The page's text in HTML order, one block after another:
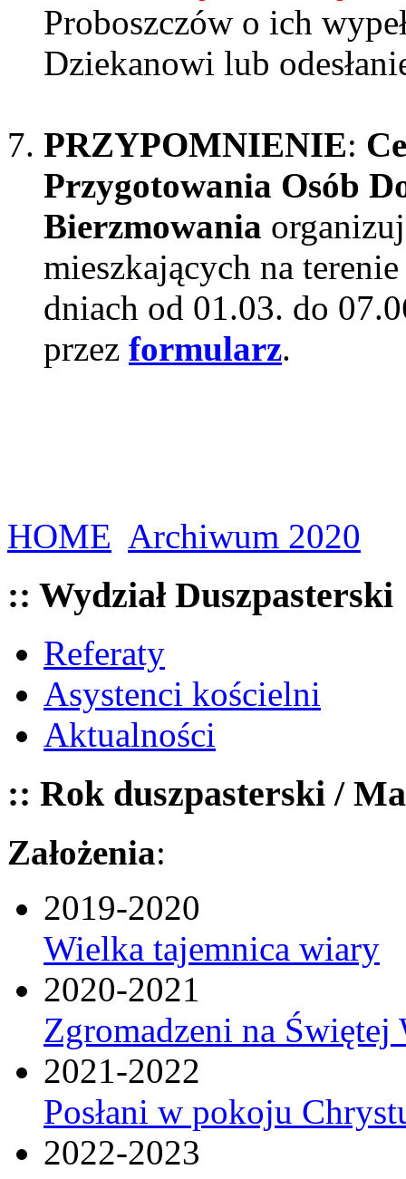
Proboszczów o ich
Dziekanowi lub
PRZYPOMNIENIE:
Przygotowania Osób
Bierzmowania
mieszkających na
dniach od 01.03. do
przez formularz.
HOME Archiwum 2020
:: Wydział Duszpasterski
Referaty
Asystenci kościelni
Aktualności
:: Rok duszpasterski /
Założenia:
2019-2020
Wielka tajemnica wiary
2020-2021
Zgromadzeni na Świętej
2021-2022
Posłani w pokoju
2022-2023